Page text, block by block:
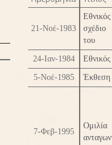
21-Νοέ-1983
σχέδιο
του
24-Ιαν-1984
5-Νοέ-1985 Έκθεση
7-Φεβ-1995